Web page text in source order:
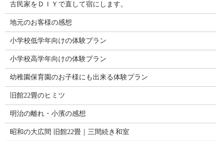
古民家をＤＩＹで直して宿にします。
地元のお客様の感想
小学校低学年向けの体験プラン
小学校高学年向けの体験プラン
幼稚園保育園のお子様にも出来る体験プラン
旧館22畳のヒミツ
明治の離れ・小濱の感想
昭和の大広間 旧館22畳｜三間続き和室